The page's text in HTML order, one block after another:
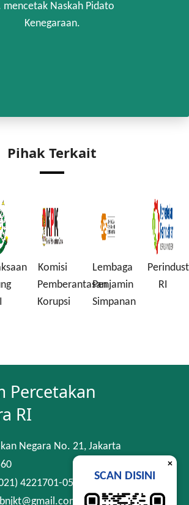
mencetak Naskah Pidato
Kenegaraan.
Pihak Terkait
Komisi
Pemberantasan
Korupsi
Lembaga
Penjamin
Simpanan
RI
Percetakan
RI
Negara No. 21, Jakarta
4221701-05
×
SCAN DISINI